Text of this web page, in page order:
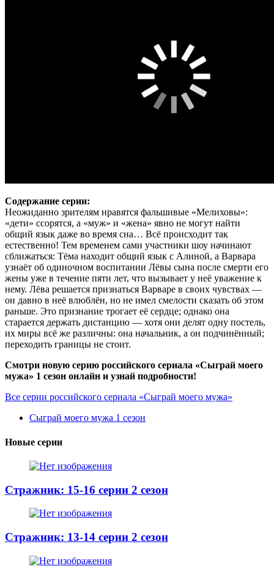
Содержание серии:
Неожиданно зрителям нравятся фальшивые «Мелиховы»:
«дети» ссорятся, а «муж» и «жена» явно не могут найти
общий язык даже во время сна… Всё происходит так
естественно! Тем временем сами участники шоу начинают
сближаться: Тёма находит общий язык с Алиной, а Варвара
узнаёт об одиночном воспитании Лёвы сына после смерти его
жены уже в течение пяти лет, что вызывает у неё уважение к
нему. Лёва решается признаться Варваре в своих чувствах —
он давно в неё влюблён, но не имел смелости сказать об этом
раньше. Это признание трогает её сердце; однако она
старается держать дистанцию — хотя они делят одну постель,
их миры всё же различны: она начальник, а он подчинённый;
переходить границы не стоит.
Смотри новую серию российского сериала «Сыграй моего
мужа» 1 сезон онлайн и узнай подробности!
Все серии российского сериала «Сыграй моего мужа»
Сыграй моего мужа 1 сезон
Новые серии
Стражник: 15-16 серии 2 сезон
Стражник: 13-14 серии 2 сезон